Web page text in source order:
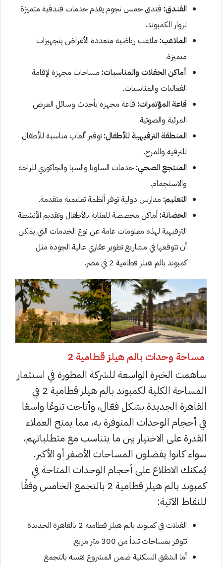
الفندق: فندق خمس نجوم يقدم خدمات فندقية متميزة
لزوار الكمبوند.
الملاعب: ملاعب رياضية متعددة الأغراض بتجهيزات
متميزة.
أماكن الحفلات والمناسبات: مساحات مجهزة لإقامة
الفعاليات والمناسبات.
قاعة المؤتمرات: قاعة مجهزة بأحدث وسائل العرض
المرئية والصوتية.
المنطقة الترفيهية للأطفال: توفير ألعاب مناسبة للأطفال
للترفيه والمرح.
المنتجع الصحي: خدمات الساونا والسبا والجاكوزي للراحة
والاستجمام.
التعليم: مدارس دولية توفر أنظمة تعليمية متقدمة.
الحضانة: أماكن مخصصة للعناية بالأطفال وتقديم الأنشطة
الترفيهية لهذه معلومات عامة عن نوع الخدمات التي يمكن
أن تتوقعها في مشاريع تطوير عقاري عالية الجودة مثل
كمبوند بالم هيلز قطامية 2 في مصر.
مساحة وحدات بالم هيلز قطامية 2
ساهمت الخبرة الواسعة للشركة المطورة في استثمار
المساحة الكلية لكمبوند بالم هيلز قطامية 2 في
القاهرة الجديدة بشكل فعّال، وأتاحت تنوعًا واسعًا
في أحجام الوحدات المتوفرة به، مما يمنح العملاء
القدرة على الاختيار بين ما يتناسب مع متطلباتهم،
سواء كانوا يفضلون المساحات الأصغر أو الأكبر.
يُمكنك الاطلاع على أحجام الوحدات المتاحة في
كمبوند بالم هيلز قطامية 2 بالتجمع الخامس وفقًا
للنقاط الآتية:
الفيلات في كمبوند بالم هيلز قطامية 2 بالقاهرة الجديدة
تتوفر بمساحات تبدأ من 300 متر مربع.
أما الشقق السكنية ضمن المشروع نفسه بالتجمع